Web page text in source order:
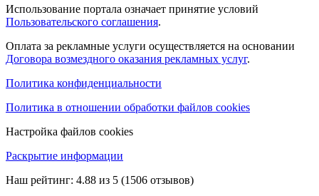
Использование портала означает принятие условий
Пользовательского соглашения.
Оплата за рекламные услуги осуществляется на основании
Договора возмездного оказания рекламных услуг.
Политика конфиденциальности
Политика в отношении обработки файлов cookies
Настройка файлов cookies
Раскрытие информации
Наш рейтинг: 4.88 из 5 (1506 отзывов)